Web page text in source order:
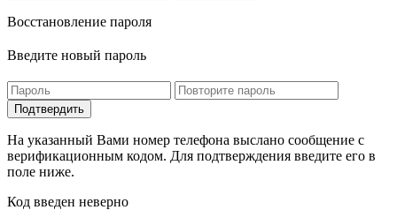
Восстановление пароля
Введите новый пароль
На указанный Вами номер телефона выслано сообщение с
верификационным кодом. Для подтверждения введите его в
поле ниже.
Код введен неверно